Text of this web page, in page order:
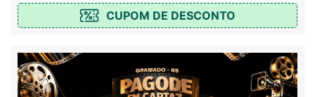
CUPOM DE DESCONTO